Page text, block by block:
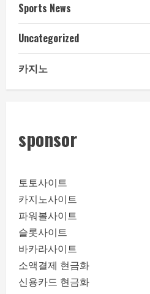
Sports News
Uncategorized
카지노
sponsor
토토사이트
카지노사이트
파워볼사이트
슬롯사이트
바카라사이트
소액결제 현금화
신용카드 현금화